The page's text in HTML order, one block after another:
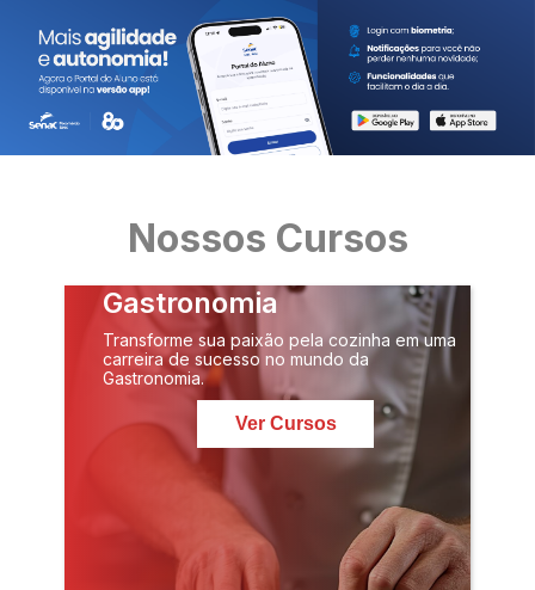
Nossos Cursos
Gastronomia
Transforme sua paixão pela cozinha em uma
carreira de sucesso no mundo da
Gastronomia.
Ver Cursos